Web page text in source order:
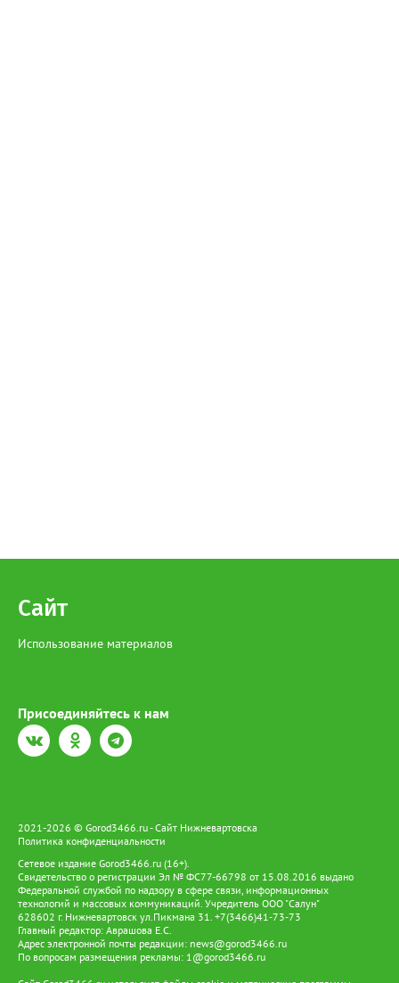
Сайт
Использование материалов
Присоединяйтесь к нам
2021-2026 © Gorod3466.ru - Сайт Нижневартовска
Политика конфиденциальности
Сетевое издание Gorod3466.ru (16+).
Свидетельство о регистрации Эл № ФС77-66798 от 15.08.2016 выдано
Федеральной службой по надзору в сфере связи, информационных
технологий и массовых коммуникаций. Учредитель ООО "Салун"
628602 г. Нижневартовск ул.Пикмана 31. +7(3466)41-73-73
Главный редактор: Аврашова Е.С.
Адрес электронной почты редакции: news@gorod3466.ru
По вопросам размещения рекламы: 1@gorod3466.ru